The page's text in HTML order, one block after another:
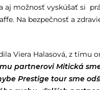
aj možnosť vyskúšať si
Na bezpečnosť a
Viera Halasová, z tímu
partnerovi Mitická
Prestige tour sme